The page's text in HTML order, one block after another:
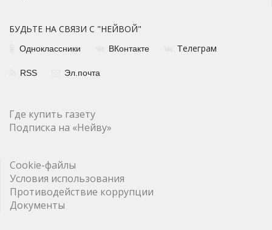
БУДЬТЕ НА СВЯЗИ С "НЕЙВОЙ"
Одноклассники ВКонтакте Телеграм
RSS Эл.почта
Где купить газету
Подписка на «Нейву»
Cookie-файлы
Условия использования
Противодействие коррупции
Документы